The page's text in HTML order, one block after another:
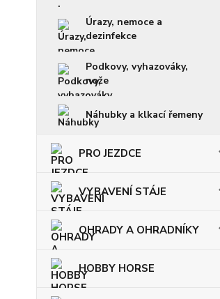
Úrazy, nemoce a
dezinfekce
Podkovy, vyhazováky,
nože
Náhubky a klkací řemeny
PRO JEZDCE
VYBAVENÍ STÁJE
OHRADY A OHRADNÍKY
HOBBY HORSE